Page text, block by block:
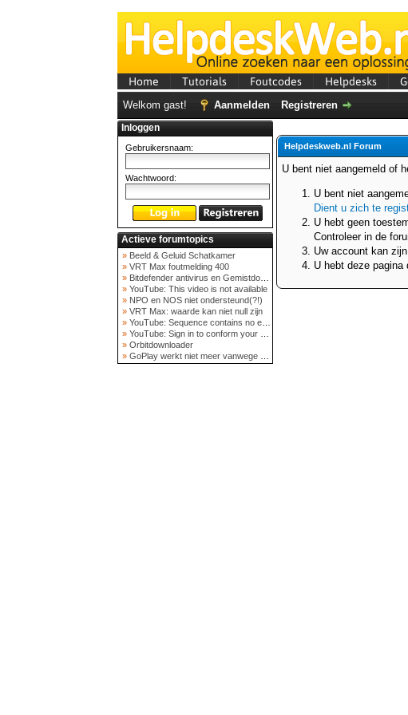
Home Tutorials Foutcodes Helpdesks
Welkom gast! Aanmelden Registreren
Inloggen
Gebruikersnaam:
Wachtwoord:
Actieve forumtopics
» Beeld & Geluid Schatkamer
» VRT Max foutmelding 400
» Bitdefender antivirus en Gemistdowloader
» YouTube: This video is not available
» NPO en NOS niet ondersteund(?!)
» VRT Max: waarde kan niet null zijn
» YouTube: Sequence contains no elements
» YouTube: Sign in to conform your not a bot
» Orbitdownloader
» GoPlay werkt niet meer vanwege nieuwe webadres
Helpdeskweb.nl Forum
U bent niet aangemeld of
U bent niet
Dient u zich te
U hebt geen
Controleer in de
Uw account kan
U hebt deze